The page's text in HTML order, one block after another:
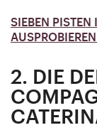
SIEBEN
2. DIE